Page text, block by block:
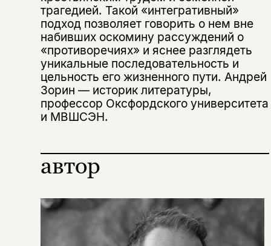
трагедией. Такой «интегративный»
подход позволяет говорить о нем вне
набивших оскомину рассуждений о
«противоречиях» и яснее разглядеть
уникальные последовательность и
цельность его жизненного пути. Андрей
Зорин ― историк литературы,
профессор Оксфордского университета
и МВШСЭН.
автор
Поделиться
Раз в неделю мы отправляем рассылку
о книгах и событиях «НЛО».
За подписку дарим промокод на
скидку 15%
Вы можете подписаться на
уведомления, и при поступлении книги
на склад получить письмо на указанный
электронный адрес.
Эта книга
не предназначена для
несовершеннолетних
нет, вернуться назад